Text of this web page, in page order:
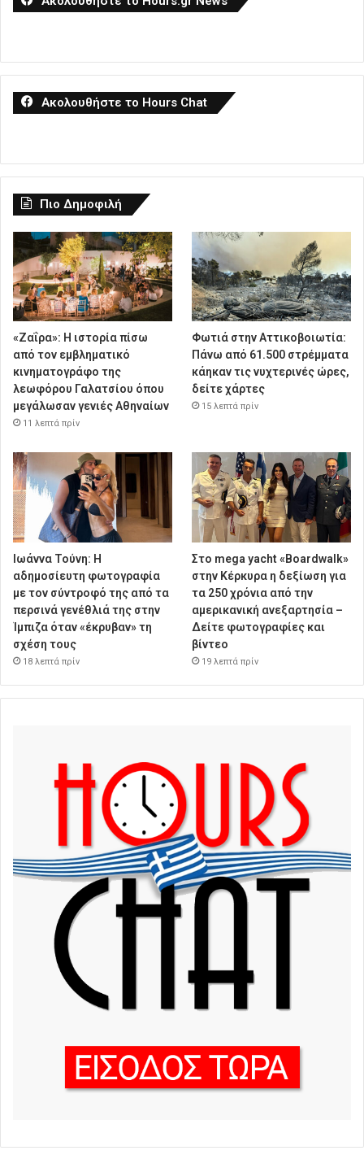
Ακολουθήστε το Hours Chat
Πιο Δημοφιλή
«Ζαΐρα»: Η ιστορία πίσω
από τον εμβληματικό
κινηματογράφο της
λεωφόρου Γαλατσίου όπου
μεγάλωσαν γενιές Αθηναίων
11 λεπτά πρίν
Φωτιά στην Αττικοβοιωτία:
Πάνω από 61.500 στρέμματα
κάηκαν τις νυχτερινές ώρες,
δείτε χάρτες
15 λεπτά πρίν
Ιωάννα Τούνη: Η
αδημοσίευτη φωτογραφία
με τον σύντροφό της από τα
περσινά γενέθλιά της στην
Ίμπιζα όταν «έκρυβαν» τη
σχέση τους
18 λεπτά πρίν
Στο mega yacht «Boardwalk»
στην Κέρκυρα η δεξίωση για
τα 250 χρόνια από την
αμερικανική ανεξαρτησία –
Δείτε φωτογραφίες και
βίντεο
19 λεπτά πρίν